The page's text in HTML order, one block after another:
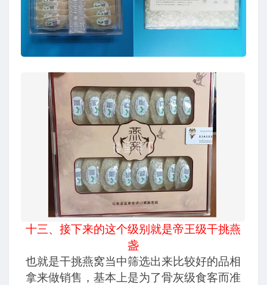
十三、接下来的这个级别就是帝王级干挑燕
盏
也就是干挑燕窝当中筛选出来比较好的品相
拿来做销售，基本上是为了骨灰级食客而准